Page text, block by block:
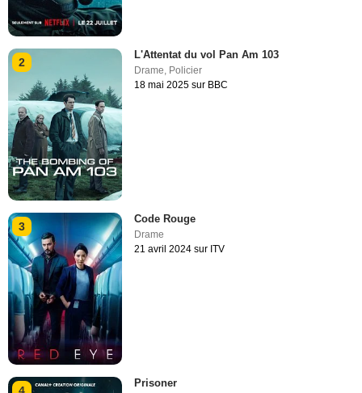
2
L'Attentat du vol Pan Am 103
Drame Policier
18 mai 2025 sur BBC
3
Code Rouge
Drame
21 avril 2024 sur ITV
Prisoner